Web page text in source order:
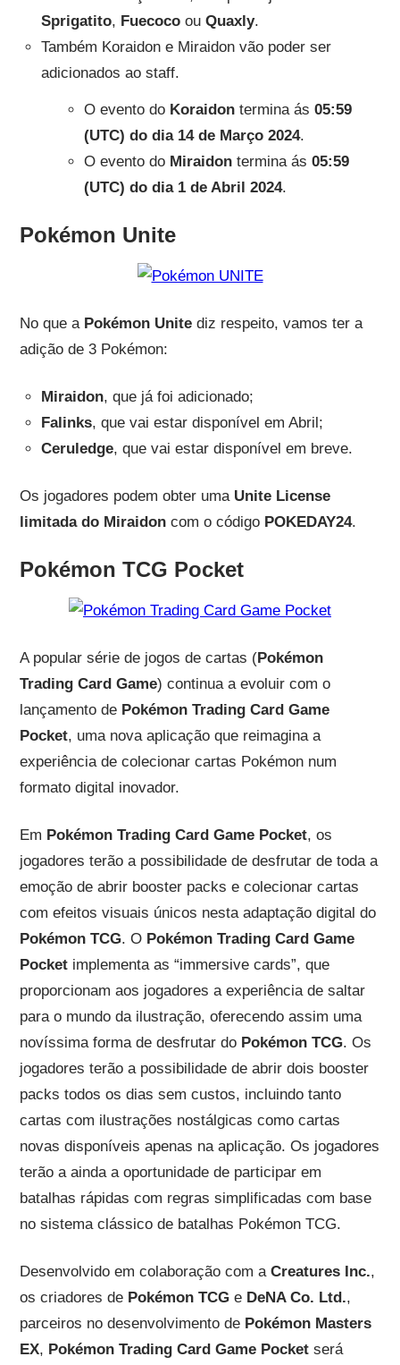
Sprigatito, Fuecocoou Quaxly.
Também Koraidon e Miraidon vão poder ser
adicionados ao staff.
O evento do Koraidon termina ás 05:59
(UTC) do dia 14 de Março 2024.
O evento do Miraidon termina ás 05:59
(UTC) do dia 1 de Abril 2024.
Pokémon Unite
No que a Pokémon Unitediz respeito, vamos ter a
adição de 3 Pokémon:
Miraidon, que já foi adicionado;
Falinks, que vai estar disponível em Abril;
Ceruledge, que vai estar disponível em breve.
Os jogadores podem obter uma Unite License
limitada do Miraidoncom o código POKEDAY24.
Pokémon TCG Pocket
A popular série de jogos de cartas (Pokémon
Trading Card Game) continua a evoluir com o
lançamento de Pokémon Trading Card Game
Pocket, uma nova aplicação que reimagina a
experiência de colecionar cartas Pokémon num
formato digital inovador.
Em Pokémon Trading Card Game Pocket, os
jogadores terão a possibilidade de desfrutar de toda a
emoção de abrir booster packs e colecionar cartas
com efeitos visuais únicos nesta adaptação digital do
Pokémon TCG. O Pokémon Trading Card Game
Pocketimplementa as “immersive cards”, que
proporcionam aos jogadores a experiência de saltar
para o mundo da ilustração, oferecendo assim uma
novíssima forma de desfrutar do Pokémon TCG. Os
jogadores terão a possibilidade de abrir dois booster
packs todos os dias sem custos, incluindo tanto
cartas com ilustrações nostálgicas como cartas
novas disponíveis apenas na aplicação. Os jogadores
terão a ainda a oportunidade de participar em
batalhas rápidas com regras simplificadas com base
no sistema clássico de batalhas Pokémon TCG.
Desenvolvido em colaboração com a Creatures Inc.,
os criadores de Pokémon TCGe DeNA Co. Ltd.,
parceiros no desenvolvimento de Pokémon Masters
EX, Pokémon Trading Card Game Pocketserá